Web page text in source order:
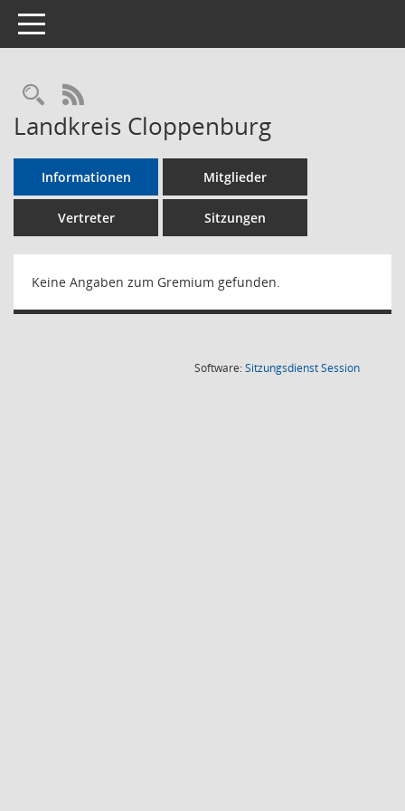
Toggle navigation
Rechercheauswahl
RSS-Feed
Landkreis Cloppenburg
Informationen Mitglieder
Vertreter Sitzungen
Keine Angaben zum Gremium gefunden.
Software:SitzungsdienstSession(Wird in